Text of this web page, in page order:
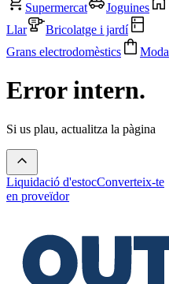
Supermercat
Joguines
Llar
Bricolatge i jardí
Grans electrodomèstics
Moda
Error intern.
Si us plau, actualitza la pàgina
Liquidació d'estocConverteix-te
en proveïdor